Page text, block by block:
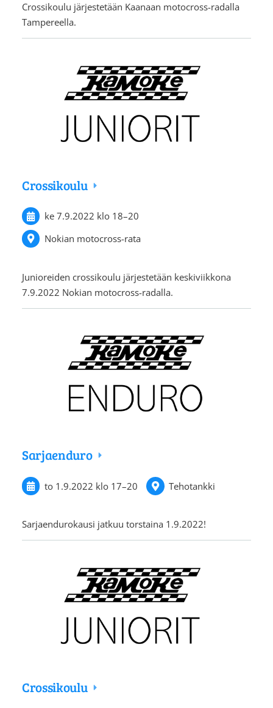
Crossikoulu järjestetään Kaanaan motocross-radalla
Tampereella.
Crossikoulu
ke 7.9.2022 klo 18–20
Nokian motocross-rata
Junioreiden crossikoulu järjestetään keskiviikkona
7.9.2022 Nokian motocross-radalla.
Sarjaenduro
to 1.9.2022 klo 17–20 Tehotankki
Sarjaendurokausi jatkuu torstaina 1.9.2022!
Crossikoulu